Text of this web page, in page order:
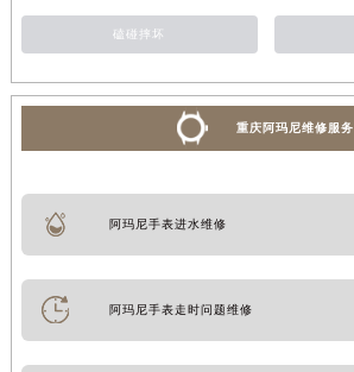
磕碰摔坏
重庆阿玛尼维修服务
阿玛尼手表进水维修
阿玛尼手表走时问题维修